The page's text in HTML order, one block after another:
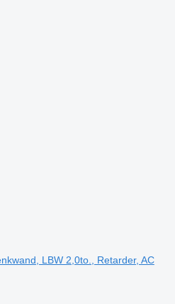
LBW 2,0to., Retarder, AC